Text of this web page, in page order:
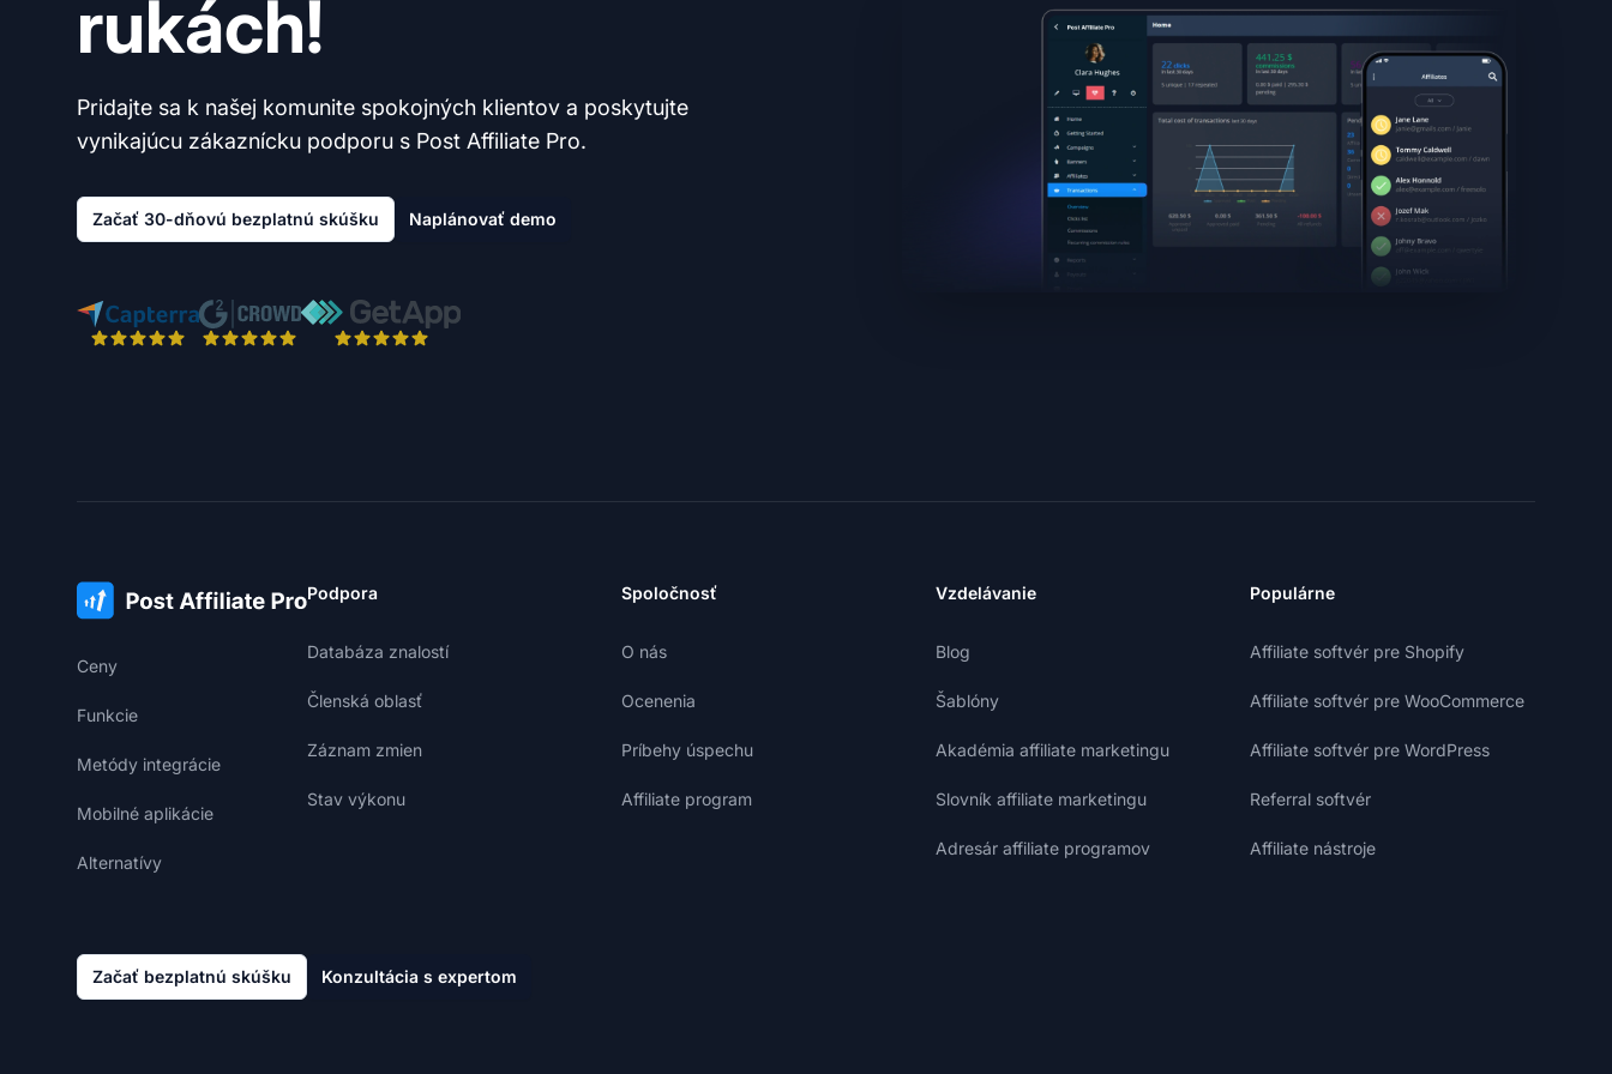
rukách!
Pridajte sa k našej komunite spokojných klientov a poskytujte
vynikajúcu zákaznícku podporu s Post Affiliate Pro.
Začať 30-dňovú bezplatnú skúšku Naplánovať demo
Ceny
Funkcie
Metódy integrácie
Mobilné aplikácie
Alternatívy
Podpora
Databáza znalostí
Členská oblasť
Záznam zmien
Stav výkonu
Spoločnosť
O nás
Ocenenia
Príbehy úspechu
Affiliate program
Vzdelávanie
Blog
Šablóny
Akadémia affiliate marketingu
Slovník affiliate marketingu
Adresár affiliate programov
Populárne
Affiliate softvér pre Shopify
Affiliate softvér pre WooCommerce
Affiliate softvér pre WordPress
Referral softvér
Affiliate nástroje
Začať bezplatnú skúšku Konzultácia s expertom